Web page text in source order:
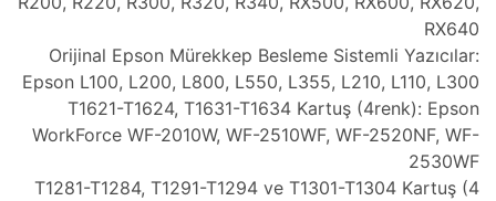
RX640
Orijinal Epson Mürekkep Besleme Sistemli Yazıcılar:
Epson L100, L200, L800, L550, L355, L210, L110, L300
T1621-T1624, T1631-T1634 Kartuş (4renk): Epson
WorkForce WF-2010W, WF-2510WF, WF-2520NF, WF-
2530WF
T1281-T1284, T1291-T1294 ve T1301-T1304 Kartuş (4